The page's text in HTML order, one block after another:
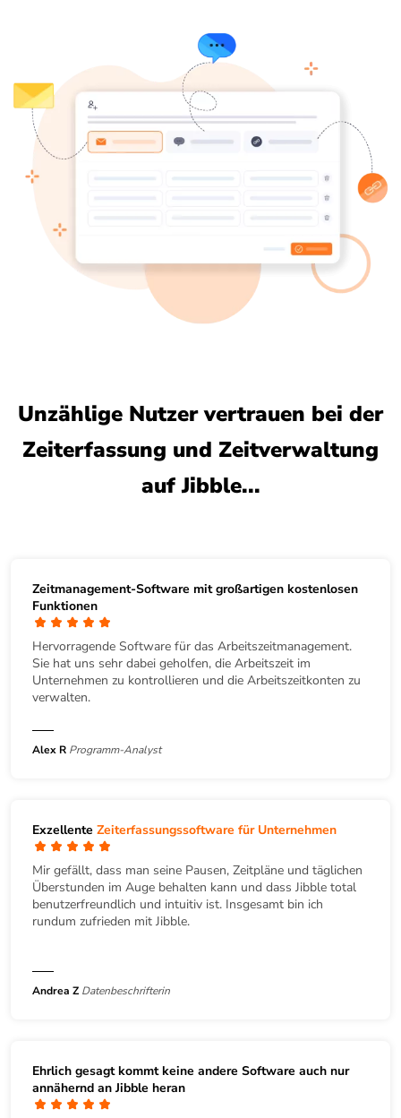
Unzählige Nutzer vertrauen bei der
Zeiterfassung und Zeitverwaltung
auf Jibble...
Zeitmanagement-Software mit großartigen kostenlosen
Funktionen
Hervorragende Software für das Arbeitszeitmanagement.
Sie hat uns sehr dabei geholfen, die Arbeitszeit im
Unternehmen zu kontrollieren und die Arbeitszeitkonten zu
verwalten.
Alex R Programm-Analyst
Exzellente Zeiterfassungssoftware für Unternehmen
Mir gefällt, dass man seine Pausen, Zeitpläne und täglichen
Überstunden im Auge behalten kann und dass Jibble total
benutzerfreundlich und intuitiv ist. Insgesamt bin ich
rundum zufrieden mit Jibble.
Andrea Z Datenbeschrifterin
Ehrlich gesagt kommt keine andere Software auch nur
annähernd an Jibble heran